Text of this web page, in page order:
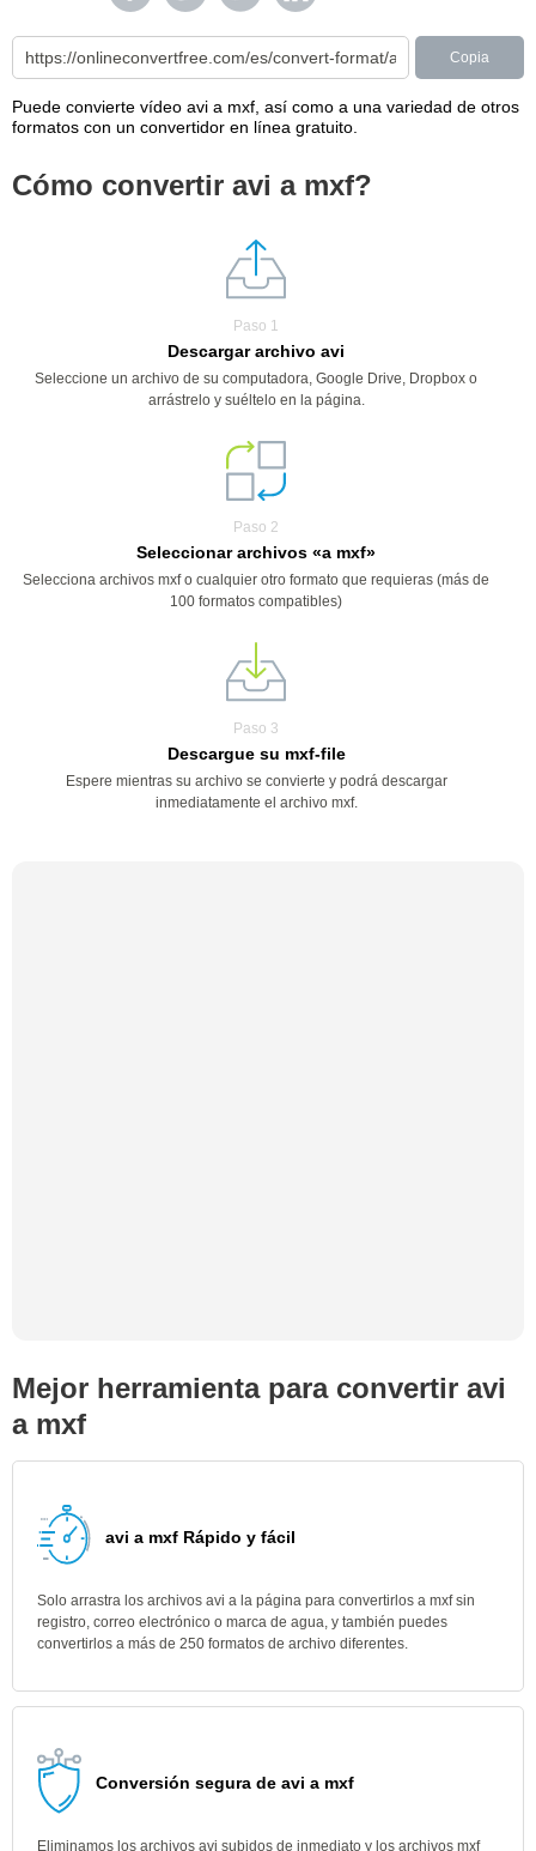
Copia
Puede convierte vídeo avi a mxf, así como a una variedad de otros
formatos con un convertidor en línea gratuito.
Cómo convertir avi a mxf?
Paso 1
Descargar archivo avi
Seleccione un archivo de su computadora, Google Drive, Dropbox o
arrástrelo y suéltelo en la página.
Paso 2
Seleccionar archivos «a mxf»
Selecciona archivos mxf o cualquier otro formato que requieras (más de
100 formatos compatibles)
Paso 3
Descargue su mxf-file
Espere mientras su archivo se convierte y podrá descargar
inmediatamente el archivo mxf.
Mejor herramienta para convertir avi
a mxf
avi a mxf Rápido y fácil
Solo arrastra los archivos avi a la página para convertirlos a mxf sin
registro, correo electrónico o marca de agua, y también puedes
convertirlos a más de 250 formatos de archivo diferentes.
Conversión segura de avi a mxf
Eliminamos los archivos avi subidos de inmediato y los archivos mxf